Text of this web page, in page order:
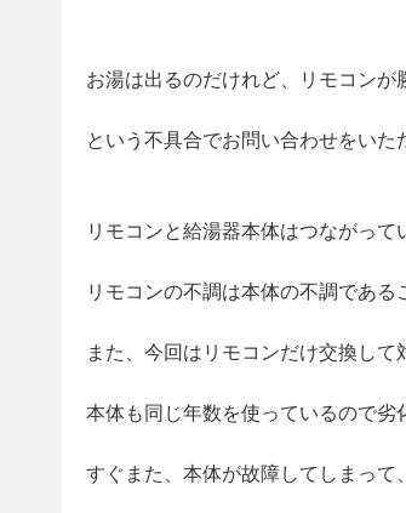
お湯は出るのだけれど、リモコンが
という不具合でお問い合わせをいた
リモコンと給湯器本体はつながって
リモコンの不調は本体の不調である
また、今回はリモコンだけ交換して
本体も同じ年数を使っているので劣
すぐまた、本体が故障してしまって